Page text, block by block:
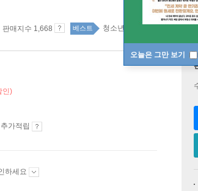
오늘은 그만 보기
판매지수 1,668 베스트 청소년 역사/인물 66위
인)
가적립
하세요